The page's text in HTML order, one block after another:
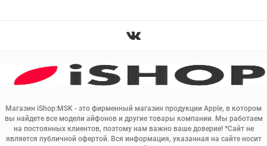
Магазин iShop:MSK - это фирменный магазин продукции Apple, в котором
вы найдете все модели айфонов и другие товары компании. Мы работаем
на постоянных клиентов, поэтому нам важно ваше доверие! *Сайт не
является публичной офертой. Вся информация, указанная на сайте носит